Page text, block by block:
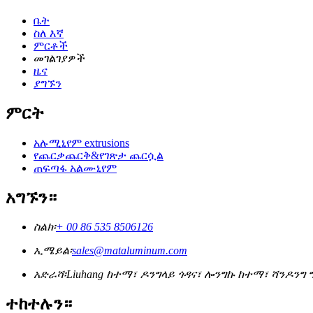
ቤት
ስለ እኛ
ምርቶች
መገልገያዎች
ዜና
ያግኙን
ምርት
አሉሚኒየም extrusions
የጨርቃጨርቅ&የገጽታ ጨርሷል
ጠፍጣፋ አልሙኒየም
አግኙን።
ስልክ፡+ 00 86 535 8506126
ኢሜይል፡sales@mataluminum.com
አድራሻ፡Liuhang ከተማ፣ ዶንግላይ ጎዳና፣ ሎንግኩ ከተማ፣ ሻንዶንግ
ተከተሉን።